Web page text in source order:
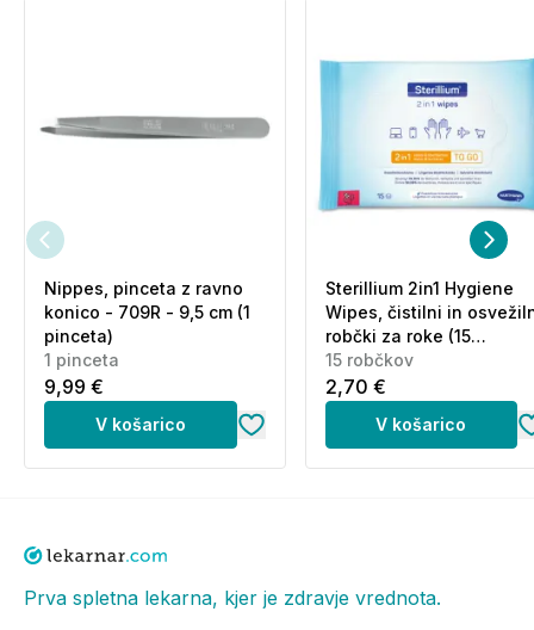
Nippes, pinceta z ravno
konico - 709R - 9,5 cm (1
pinceta)
1 pinceta
9,99 €
V košarico
Sterillium 2in1 Hygiene
Wipes, čistilni in
robčki za roke (15
robčkov)
15 robčkov
2,70 €
V košarico
Prva spletna lekarna, kjer je zdravje vrednota.